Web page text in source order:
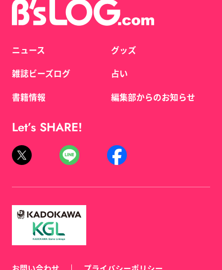
ニュース
雑誌ビーズログ
書籍情報
グッズ
占い
編集部からのお知らせ
Let’s SHARE!